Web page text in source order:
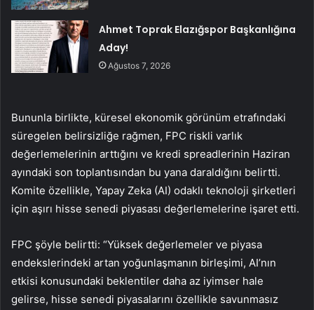
Ahmet Toprak Elazığspor Başkanlığına
Aday!
Ağustos 7, 2026
Bununla birlikte, küresel ekonomik görünüm etrafındaki
süregelen belirsizliğe rağmen, FPC riskli varlık
değerlemelerinin arttığını ve kredi spreadlerinin Haziran
ayındaki son toplantısından bu yana daraldığını belirtti.
Komite özellikle, Yapay Zeka (AI) odaklı teknoloji şirketleri
için aşırı hisse senedi piyasası değerlemelerine işaret etti.
FPC şöyle belirtti: “Yüksek değerlemeler ve piyasa
endekslerindeki artan yoğunlaşmanın birleşimi, AI’nın
etkisi konusundaki beklentiler daha az iyimser hale
gelirse, hisse senedi piyasalarını özellikle savunmasız